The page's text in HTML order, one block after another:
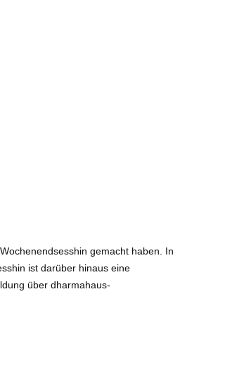
gemacht haben. In
ist darüber hinaus eine
über dharmahaus-